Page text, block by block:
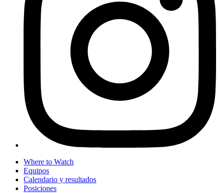
Where to Watch
Equipos
Calendario y resultados
Posiciones